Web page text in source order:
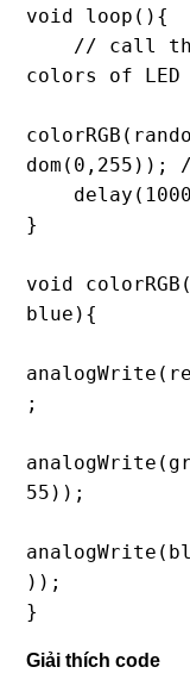
void loop(){
colors of LED
dom(0,255));
}
void
blue){
;
55));
));
}
Giải thích code